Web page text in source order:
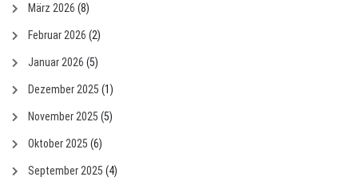
März 2026 (8)
Februar 2026 (2)
Januar 2026 (5)
Dezember 2025 (1)
November 2025 (5)
Oktober 2025 (6)
September 2025 (4)